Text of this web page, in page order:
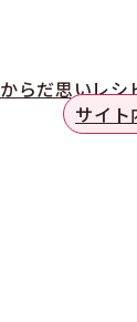
からだ思いレシ
サイト